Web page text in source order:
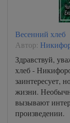
Весенний хлеб
Автор:
Здравствуй,
хлеб -
заинтересует,
жизни.
вызывают
произведении.